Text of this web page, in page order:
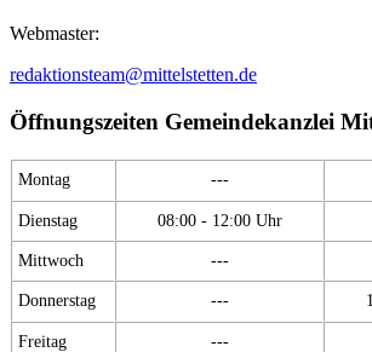
Webmaster:
redaktionsteam@mittelstetten.de
Öffnungszeiten Gemeindekanzlei
Montag ---
Dienstag 08:00 - 12:00 Uhr
Mittwoch ---
Donnerstag ---
Freitag ---